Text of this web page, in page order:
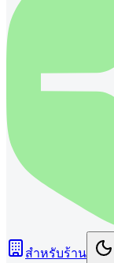
สำหรับร้าน